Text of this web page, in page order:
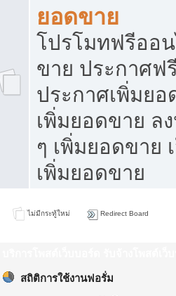
ยอดขาย
โปรโมทฟรีออ
ขาย ประกาศฟ
ประกาศเพิ่มย
เพิ่มยอดขาย ล
ๆ เพิ่มยอดขาย
เพิ่มยอดขาย
ไม่มีกระทู้ใหม่ Redirect Board
สถิติการใช้งานฟอรั่ม